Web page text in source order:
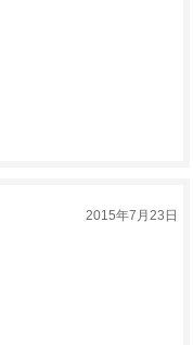
2015年7月23日